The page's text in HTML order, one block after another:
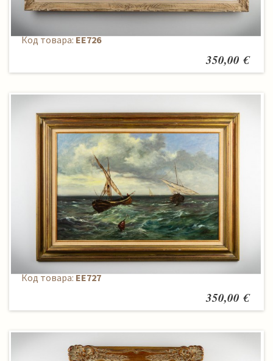
Paveikslas
Код товара:EE726
350,00 €
Paveikslas
Код товара:EE727
350,00 €